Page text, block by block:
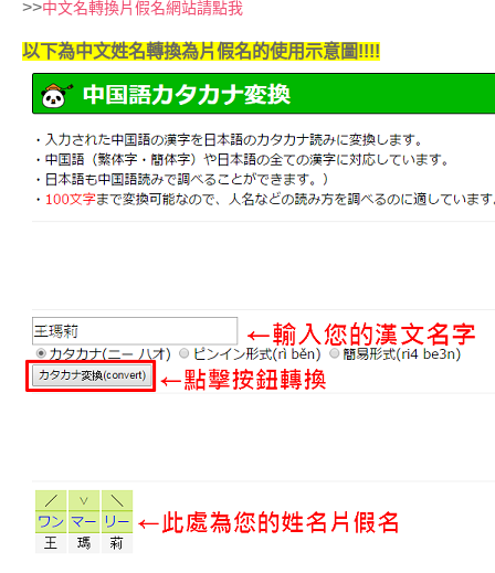
>>中文名轉換片假名網站請點我
以下為中文姓名轉換為片假名的使用示意圖!!!!